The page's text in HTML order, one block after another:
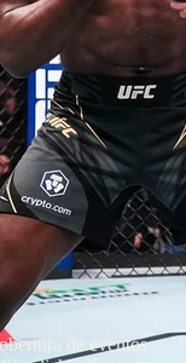
de eventos